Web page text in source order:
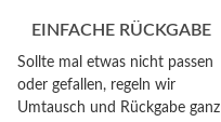
EINFACHE RÜCKGABE
Sollte mal etwas nicht passen
oder gefallen, regeln wir
Umtausch und Rückgabe ganz